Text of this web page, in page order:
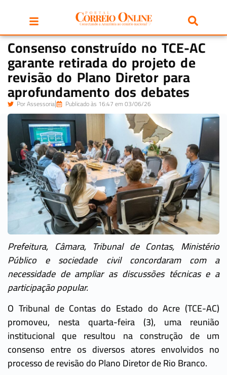
Consenso construído no TCE-AC
garante retirada do projeto de
revisão do Plano Diretor para
aprofundamento dos debates
PorAssessoria Publicado às 16:47 em 03/06/26
Prefeitura, Câmara, Tribunal de Contas, Ministério
Público e sociedade civil concordaram com a
necessidade de ampliar as discussões técnicas e a
participação popular.
O Tribunal de Contas do Estado do Acre (TCE-AC)
promoveu, nesta quarta-feira (3), uma reunião
institucional que resultou na construção de um
consenso entre os diversos atores envolvidos no
processo de revisão do Plano Diretor de Rio Branco.